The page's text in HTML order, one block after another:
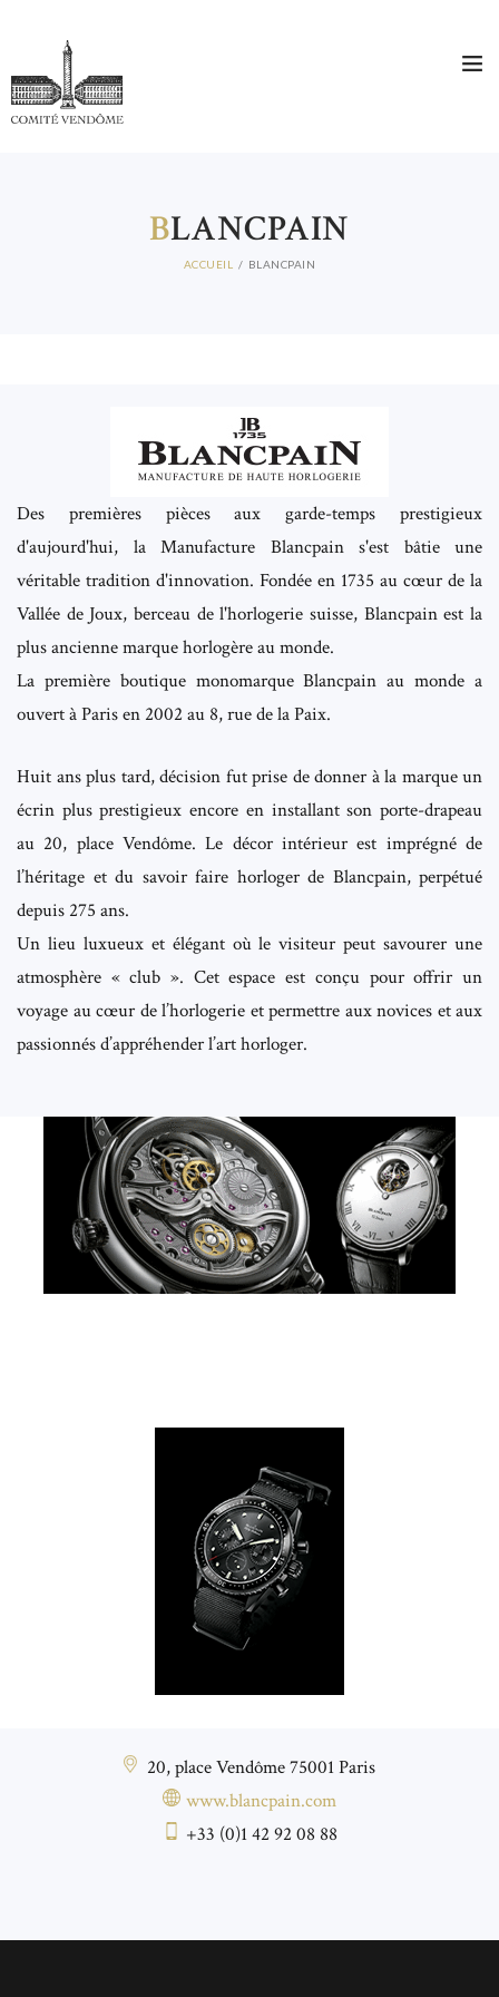
BLANCPAIN
ACCUEIL BLANCPAIN
Des premières pièces aux garde-temps prestigieux
d'aujourd'hui, la Manufacture Blancpain s'est bâtie une
véritable tradition d'innovation. Fondée en 1735 au cœur de la
Vallée de Joux, berceau de l'horlogerie suisse, Blancpain est la
plus ancienne marque horlogère au monde.
La première boutique monomarque Blancpain au monde a
ouvert à Paris en 2002 au 8, rue de la Paix.
Huit ans plus tard, décision fut prise de donner à la marque un
écrin plus prestigieux encore en installant son porte-drapeau
au 20, place Vendôme. Le décor intérieur est imprégné de
l’héritage et du savoir faire horloger de Blancpain, perpétué
depuis 275 ans.
Un lieu luxueux et élégant où le visiteur peut savourer une
atmosphère « club ». Cet espace est conçu pour offrir un
voyage au cœur de l’horlogerie et permettre aux novices et aux
passionnés d’appréhender l’art horloger.
20, place Vendôme 75001 Paris
www.blancpain.com
+33 (0)1 42 92 08 88